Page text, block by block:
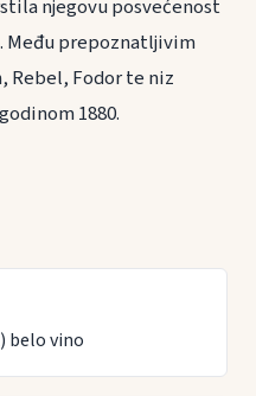
njegovu posvećenost
Među prepoznatljivim
Rebel, Fodor te niz
1880.
belo vino